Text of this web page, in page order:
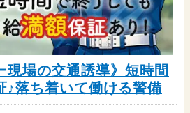
現場の交通誘導》短時間
♪落ち着いて働ける警備